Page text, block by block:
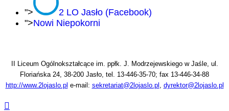
">
2 LO Jasło (Facebook)
">Nowi Niepokorni
II Liceum Ogólnokształcące im. ppłk. J. Modrzejewskiego w Jaśle, ul.
Floriańska 24, 38-200 Jasło, tel. 13-446-35-70; fax 13-446-34-88
http://www.2lojaslo.pl e-mail: sekretariat@2lojaslo.pl , dyrektor@2lojaslo.pl